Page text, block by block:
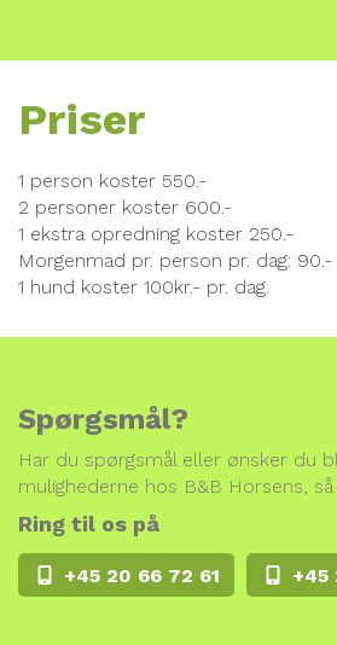
Priser
1 person koster 550.-
2 personer koster 600.-
1 ekstra opredning koster 250.-
Morgenmad pr. person pr. dag: 90.-
1 hund koster 100kr.- pr. dag.
Spørgsmål?
Har du spørgsmål eller ønsker du
mulighederne hos B&B Horsens,
Ring til os på
+45 20 66 72 61 +45